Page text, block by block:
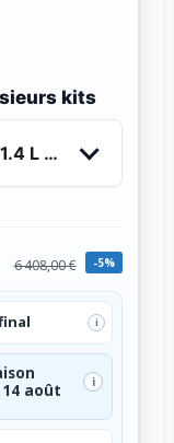
kits
L VCM
6 408,00 € -5%
i
août
i